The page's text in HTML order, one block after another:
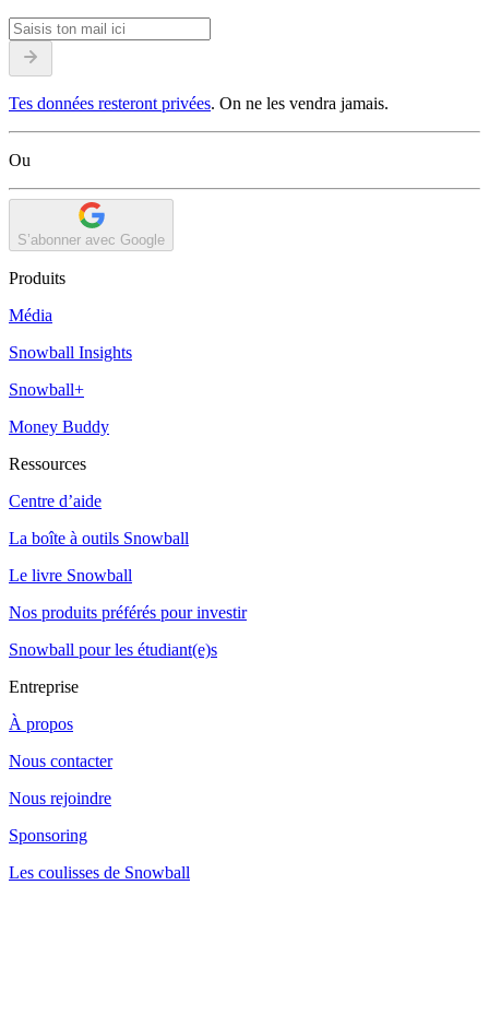
Tes données resteront privées. On ne les vendra jamais.
Ou
S’abonner avec Google
Produits
Média
Snowball Insights
Snowball+
Money Buddy
Ressources
Centre d’aide
La boîte à outils Snowball
Le livre Snowball
Nos produits préférés pour investir
Snowball pour les étudiant(e)s
Entreprise
À propos
Nous contacter
Nous rejoindre
Sponsoring
Les coulisses de Snowball